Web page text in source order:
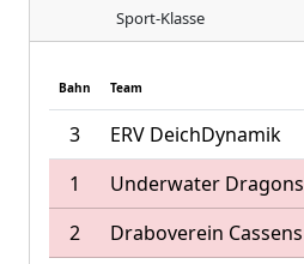
Sport-Klasse
Bahn Team
3 ERV DeichDynamik
1
Underwater Dragons
2
Draboverein Cassens